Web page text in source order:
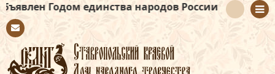
единства народов России
tact